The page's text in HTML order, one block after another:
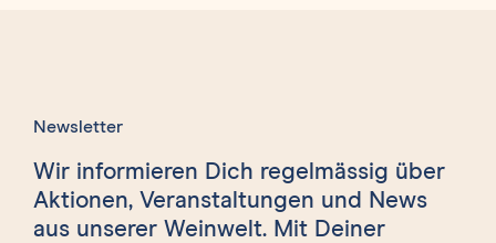
Newsletter
Wir informieren Dich regelmässig über
Aktionen, Veranstaltungen und News
aus unserer Weinwelt. Mit Deiner